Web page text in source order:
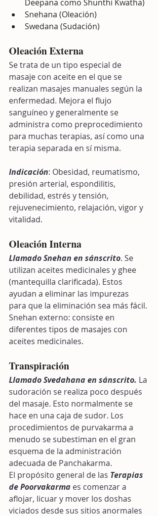
Deepana como Shunthi Kwatha)
Snehana (Oleación)
Swedana (Sudación)
Oleación Externa
Se trata de un tipo especial de
masaje con aceite en el que se
realizan masajes manuales según la
enfermedad. Mejora el flujo
sanguíneo y generalmente se
administra como preprocedimiento
para muchas terapias, así como una
terapia separada en sí misma.
Indicación: Obesidad, reumatismo,
presión arterial, espondilitis,
debilidad, estrés y tensión,
rejuvenecimiento, relajación, vigor y
vitalidad.
Oleación Interna
Llamado Snehan en sánscrito. Se
utilizan aceites medicinales y ghee
(mantequilla clarificada). Estos
ayudan a eliminar las impurezas
para que la eliminación sea más fácil.
Snehan externo: consiste en
diferentes tipos de masajes con
aceites medicinales.
Transpiración
Llamado Svedahana en sánscrito. La
sudoración se realiza poco después
del masaje. Esto normalmente se
hace en una caja de sudor. Los
procedimientos de purvakarma a
menudo se subestiman en el gran
esquema de la administración
adecuada de Panchakarma.
El propósito general de las Terapias
de Poorvakarma es comenzar a
aflojar, licuar y mover los doshas
viciados desde sus sitios anormales